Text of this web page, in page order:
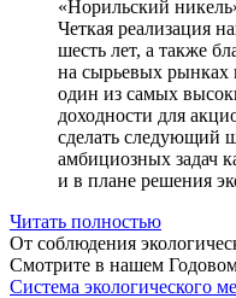
«Норильский
Четкая реализация
шесть лет, а также
на сырьевых рынках
один из самых
доходности для
сделать следующий
амбициозных задач
и в плане решения
Читать полностью
От соблюдения
Смотрите в нашем Годовом
Система экологического